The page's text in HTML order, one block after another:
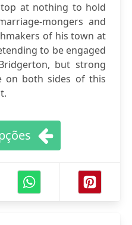
at nothing to hold
mongers and
of his town at
to be engaged
but strong
on both sides of this